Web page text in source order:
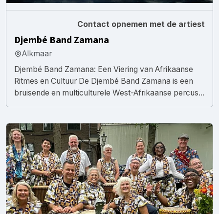
Contact opnemen met de artiest
Djembé Band Zamana
Alkmaar
Djembé Band Zamana: Een Viering van Afrikaanse
Ritmes en Cultuur De Djembé Band Zamana is een
bruisende en multiculturele West-Afrikaanse percus...